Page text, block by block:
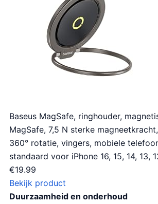
Baseus MagSafe, ringhouder,
MagSafe, 7,5 N sterke
360° rotatie, vingers, mobiele
standaard voor iPhone 16, 15, 14, 13,
€19.99
Bekijk product
Duurzaamheid en onderhoud